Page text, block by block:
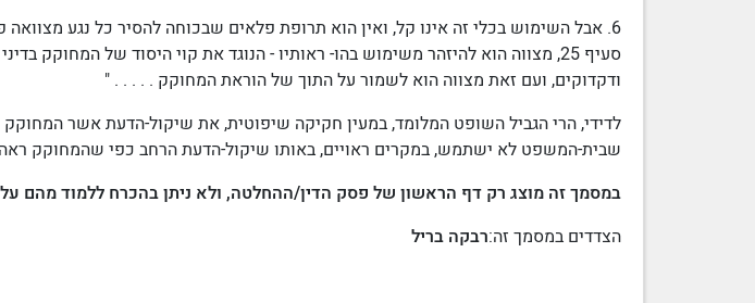
6. אבל השימוש בכלי זה אינו קל, ואין הוא תרופת פלאים שבכוחה להסיר כל נגע
מצוואה
סעיף 25, מצווה הוא להיזהר משימוש בהו- ראותיו - הנוגד את קוי היסוד של
ודקדוקים, ועם זאת מצווה הוא לשמור על התוך של הוראת המחוקק . . . . . "
לדידי, הרי הגביל השופט המלומד, במעין חקיקה שיפוטית, את שיקול-הדעת אשר המחוקק
שבית-המשפט לא ישתמש, במקרים ראויים, באותו שיקול-הדעת הרחב כפי שהמחוקק
במסמך זה מוצג רק דף הראשון של פסק הדין/ההחלטה, ולא ניתן בהכרח ללמוד מהם
הצדדים במסמך זה:רבקה בריל